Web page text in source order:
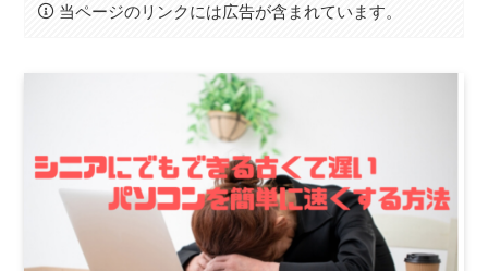
当ページのリンクには広告が含まれています。